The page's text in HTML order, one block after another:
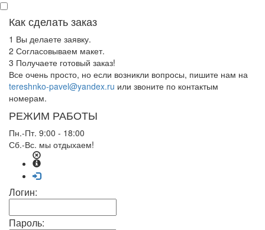
Как сделать заказ
1 Вы делаете заявку.
2 Согласовываем макет.
3 Получаете готовый заказ!
Все очень просто, но если возникли вопросы, пишите нам на
tereshnko-pavel@yandex.ru или звоните по контактым
номерам.
РЕЖИМ РАБОТЫ
Пн.-Пт. 9:00 - 18:00
Сб.-Вс. мы отдыхаем!
Логин:
Пароль: